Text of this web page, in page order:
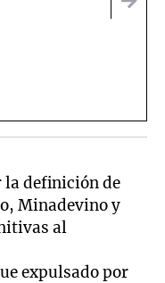
la definición de
Minadevino y
al
expulsado por